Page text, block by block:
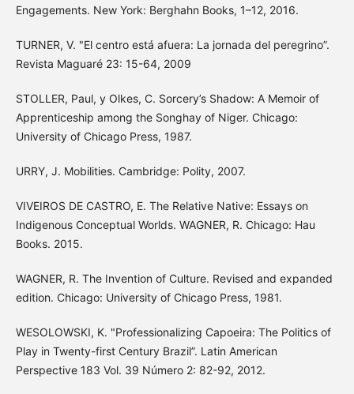
Engagements. New York: Berghahn Books, 1–12, 2016.
TURNER, V. "El centro está afuera: La jornada del peregrino”.
Revista Maguaré 23: 15-64, 2009
STOLLER, Paul, y Olkes, C. Sorcery’s Shadow: A Memoir of
Apprenticeship among the Songhay of Niger. Chicago:
University of Chicago Press, 1987.
URRY, J. Mobilities. Cambridge: Polity, 2007.
VIVEIROS DE CASTRO, E. The Relative Native: Essays on
Indigenous Conceptual Worlds. WAGNER, R. Chicago: Hau
Books. 2015.
WAGNER, R. The Invention of Culture. Revised and expanded
edition. Chicago: University of Chicago Press, 1981.
WESOLOWSKI, K. "Professionalizing Capoeira: The Politics of
Play in Twenty-first Century Brazil”. Latin American
Perspective 183 Vol. 39 Número 2: 82-92, 2012.